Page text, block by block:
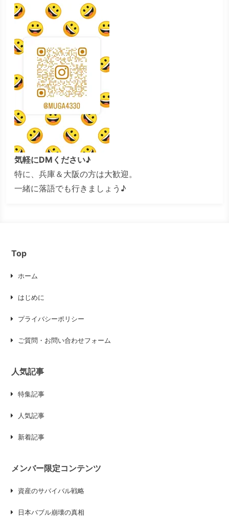
気軽にDMください♪
特に、兵庫＆大阪の方は大歓迎。
一緒に落語でも行きましょう♪
Top
ホーム
はじめに
プライバシーポリシー
ご質問・お問い合わせフォーム
人気記事
特集記事
人気記事
新着記事
メンバー限定コンテンツ
資産のサバイバル戦略
日本バブル崩壊の真相